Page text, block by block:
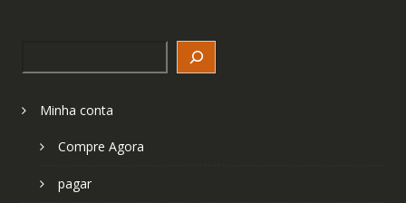
Minha conta
Compre Agora
pagar